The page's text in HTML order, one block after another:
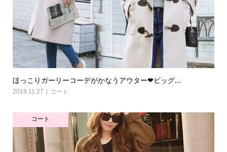
ほっこりガーリーコーデがかなうアウター❤ビッグ...
2019.11.27 コート
コート